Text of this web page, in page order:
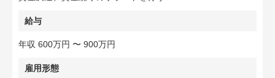
給与
年収 600万円 〜 900万円
雇用形態